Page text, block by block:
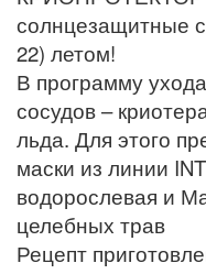
солнцезащитные
22) летом!
В программу
сосудов –
льда. Для этого
маски из линии
водорослевая и
целебных трав
Рецепт